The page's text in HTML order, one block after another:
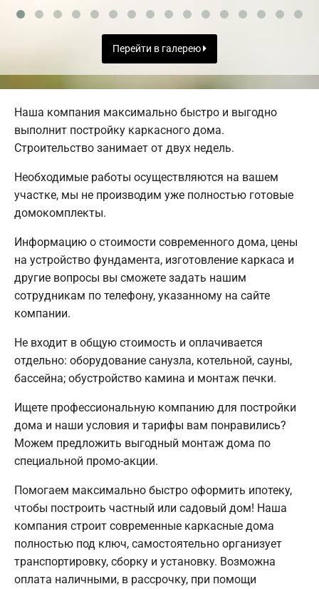
Перейти в галерею
Наша компания максимально быстро и выгодно
выполнит постройку каркасного дома.
Строительство занимает от двух недель.
Необходимые работы осуществляются на вашем
участке, мы не производим уже полностью готовые
домокомплекты.
Информацию о стоимости современного дома, цены
на устройство фундамента, изготовление каркаса и
другие вопросы вы сможете задать нашим
сотрудникам по телефону, указанному на сайте
компании.
Не входит в общую стоимость и оплачивается
отдельно: оборудование санузла, котельной, сауны,
бассейна; обустройство камина и монтаж печки.
Ищете профессиональную компанию для постройки
дома и наши условия и тарифы вам понравились?
Можем предложить выгодный монтаж дома по
специальной промо-акции.
Помогаем максимально быстро оформить ипотеку,
чтобы построить частный или садовый дом! Наша
компания строит современные каркасные дома
полностью под ключ, самостоятельно организует
транспортировку, сборку и установку. Возможна
оплата наличными, в рассрочку, при помощи